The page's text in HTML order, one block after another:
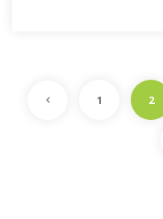
1 2